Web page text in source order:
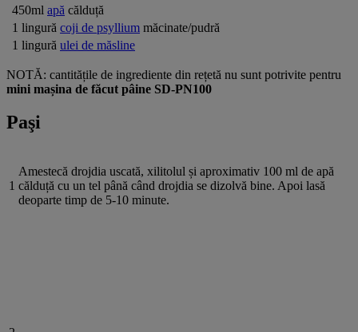
450ml apă călduță
1 lingură coji de psyllium măcinate/pudră
1 lingură ulei de măsline
NOTĂ: cantitățile de ingrediente din rețetă nu sunt potrivite pentru
mini mașina de făcut pâine SD-PN100
Paşi
1
Amestecă drojdia uscată, xilitolul și aproximativ 100 ml de apă
călduță cu un tel până când drojdia se dizolvă bine. Apoi lasă
deoparte timp de 5-10 minute.